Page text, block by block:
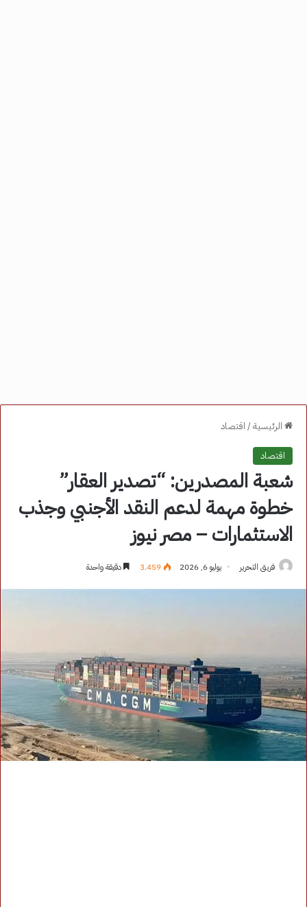
الرئيسية/ اقتصاد
اقتصاد
شعبة المصدرين: “تصدير العقار”
خطوة مهمة لدعم النقد الأجنبي وجذب
الاستثمارات – مصر نيوز
فريق التحرير يوليو 6, 2026 3٬459 دقيقة واحدة